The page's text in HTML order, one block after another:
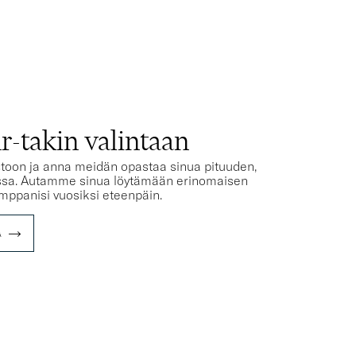
takin valintaan
ja anna meidän opastaa sinua pituuden,
Autamme sinua löytämään erinomaisen
vuosiksi eteenpäin.